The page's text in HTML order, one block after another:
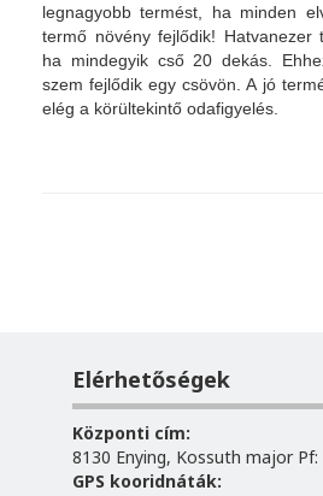
legnagyobb termést, ha minden
termő növény fejlődik! Hatvanezer
ha mindegyik cső 20 dekás.
szem fejlődik egy csövön. A jó
elég a körültekintő odafigyelés.
Elérhetőségek
Központi cím:
8130 Enying, Kossuth major Pf:
GPS kooridnáták: